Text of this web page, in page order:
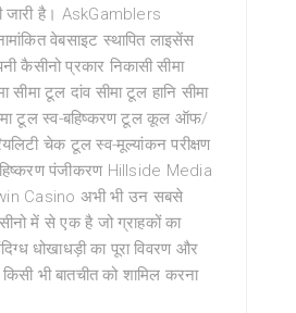
है। AskGamblers
वेबसाइट स्थापित लाइसेंस
कैसीनो प्रकार निकासी सीमा
सीमा टूल दांव सीमा टूल हानि सीमा
टूल स्व-बहिष्करण टूल कूल ऑफ/
चेक टूल स्व-मूल्यांकन परीक्षण
पंजीकरण Hillside Media
Casino अभी भी उन सबसे
में से एक है जो ग्राहकों का
धोखाधड़ी का पूरा विवरण और
भी बातचीत को शामिल करना